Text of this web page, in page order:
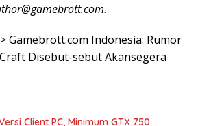
.
Gamebrott.com Indonesia: Rumor
Disebut-sebut Akansegera
Client PC, Minimum GTX 750